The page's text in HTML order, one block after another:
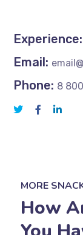
Experience:
Email:
Phone: 8
MORE
How